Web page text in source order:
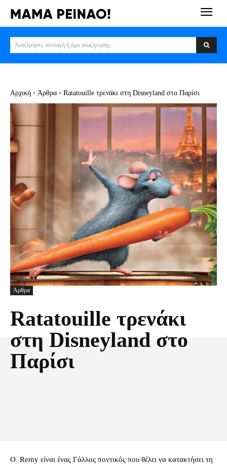
Αναζητήστε συνταγή ή όρο αναζήτησης
Αρχική Άρθρα Ratatouille τρενάκι στη Disneyland στο Παρίσι
Άρθρα
Ratatouille τρενάκι
στη Disneyland στο
Παρίσι
Ο Remy είναι ένας Γάλλος ποντικός που θέλει να κατακτήσει τη